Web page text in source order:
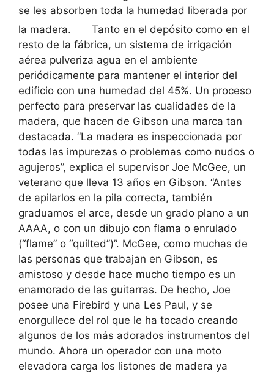
se les absorben toda la humedad liberada por
la madera.
Tanto en el depósito como en el
resto de la fábrica, un sistema de irrigación
aérea pulveriza agua en el ambiente
periódicamente para mantener el interior del
edificio con una humedad del 45%. Un proceso
perfecto para preservar las cualidades de la
madera, que hacen de Gibson una marca tan
destacada. “La madera es inspeccionada por
todas las impurezas o problemas como nudos o
agujeros”, explica el supervisor Joe McGee, un
veterano que lleva 13 años en Gibson. “Antes
de apilarlos en la pila correcta, también
graduamos el arce, desde un grado plano a un
AAAA, o con un dibujo con flama o enrulado
(“flame” o “quilted”)”. McGee, como muchas de
las personas que trabajan en Gibson, es
amistoso y desde hace mucho tiempo es un
enamorado de las guitarras. De hecho, Joe
posee una Firebird y una Les Paul, y se
enorgullece del rol que le ha tocado creando
algunos de los más adorados instrumentos del
mundo. Ahora un operador con una moto
elevadora carga los listones de madera ya